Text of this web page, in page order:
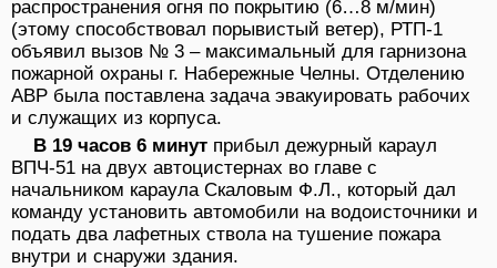
распространения огня по покрытию (6…8 м/мин)
(этому способствовал порывистый ветер), РТП-1
объявил вызов № 3 – максимальный для гарнизона
пожарной охраны г. Набережные Челны. Отделению
АВР была поставлена задача эвакуировать рабочих
и служащих из корпуса.
В 19 часов 6 минут прибыл дежурный караул
ВПЧ-51 на двух автоцистернах во главе с
начальником караула Скаловым Ф.Л., который дал
команду установить автомобили на водоисточники и
подать два лафетных ствола на тушение пожара
внутри и снаружи здания.